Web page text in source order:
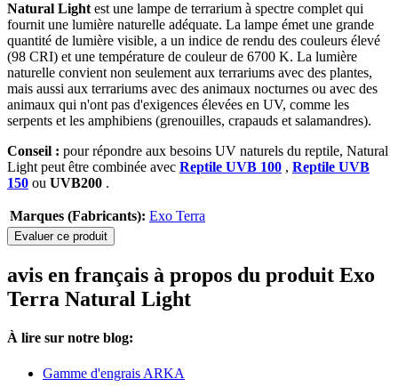
Natural Light est une lampe de terrarium à spectre complet qui
fournit une lumière naturelle adéquate. La lampe émet une grande
quantité de lumière visible, a un indice de rendu des couleurs élevé
(98 CRI) et une température de couleur de 6700 K. La lumière
naturelle convient non seulement aux terrariums avec des plantes,
mais aussi aux terrariums avec des animaux nocturnes ou avec des
animaux qui n'ont pas d'exigences élevées en UV, comme les
serpents et les amphibiens (grenouilles, crapauds et salamandres).
Conseil : pour répondre aux besoins UV naturels du reptile, Natural
Light peut être combinée avec Reptile UVB 100 , Reptile UVB
150 ou UVB200 .
Marques (Fabricants): Exo Terra
Evaluer ce produit
avis en français à propos du produit Exo
Terra Natural Light
À lire sur notre blog:
Gamme d'engrais ARKA